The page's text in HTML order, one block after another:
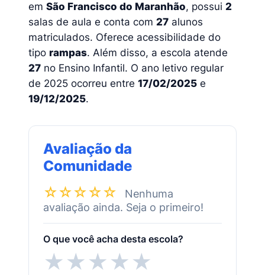
em São Francisco do Maranhão, possui 2
salas de aula e conta com 27 alunos
matriculados. Oferece acessibilidade do
tipo rampas. Além disso, a escola atende
27 no Ensino Infantil. O ano letivo regular
de 2025 ocorreu entre 17/02/2025 e
19/12/2025.
Avaliação da
Comunidade
☆☆☆☆☆
Nenhuma
avaliação ainda. Seja o primeiro!
O que você acha desta escola?
★★★★★